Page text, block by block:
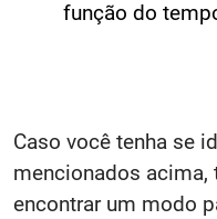
função do
Caso você tenha se
mencionados acima,
encontrar um modo